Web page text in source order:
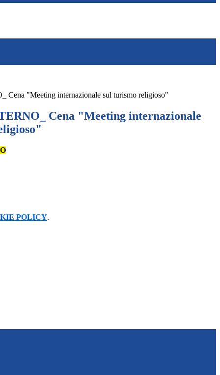
Cena "Meeting internazionale sul turismo religioso"
Cena "Meeting internazionale
POLICY.